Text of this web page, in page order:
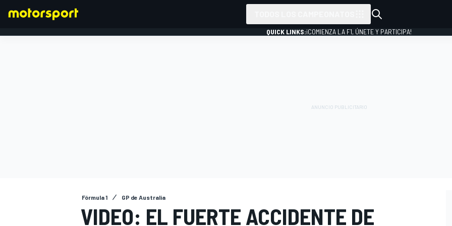
QUICK LINKS:¡COMIENZA LA F1, ÚNETE Y PARTICIPA!
Fórmula 1 GP de Australia
VIDEO: EL FUERTE ACCIDENTE DE